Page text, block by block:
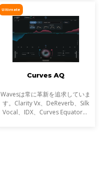
イブ音声のトリートメントに最適
です。
Ultimate
Curves AQ
Wavesは常に革新を追求していま
す。Clarity Vx、DeReverb、Silk
Vocal、IDX、Curves Equator、